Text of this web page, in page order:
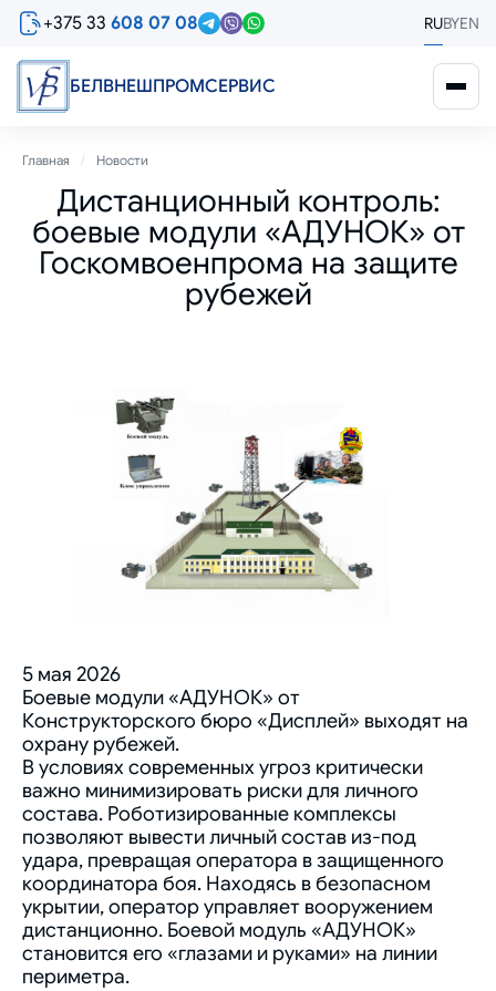
Перейти
содержанию
+375 33 608 07 08 RUBYEN
БЕЛВНЕШПРОМСЕРВИС
Строка
навигации
Главная Новости
Дистанционный контроль:
боевые модули «АДУНОК» от
Госкомвоенпрома на защите
рубежей
5 мая 2026
Боевые модули «АДУНОК» от
Конструкторского бюро «Дисплей» выходят на
охрану рубежей.
В условиях современных угроз критически
важно минимизировать риски для личного
состава. Роботизированные комплексы
позволяют вывести личный состав из-под
удара, превращая оператора в защищенного
координатора боя. Находясь в безопасном
укрытии, оператор управляет вооружением
дистанционно. Боевой модуль «АДУНОК»
становится его «глазами и руками» на линии
периметра.